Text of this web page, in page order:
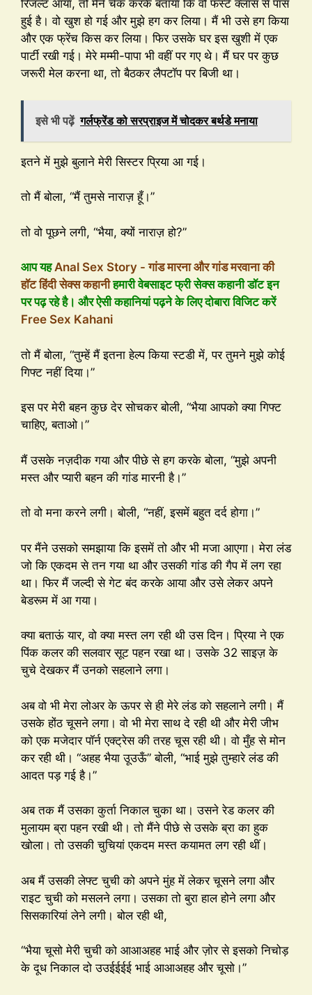
रिजल्ट आया, तो मैंने चेक करके बताया कि वो फर्स्ट क्लास से पास
हुई है। वो खुश हो गई और मुझे हग कर लिया। मैं भी उसे हग किया
और एक फ्रेंच किस कर लिया। फिर उसके घर इस खुशी में एक
पार्टी रखी गई। मेरे मम्मी-पापा भी वहीं पर गए थे। मैं घर पर कुछ
जरूरी मेल करना था, तो बैठकर लैपटॉप पर बिजी था।
इसे भी पढ़ें गर्लफ्रेंड को सरप्राइज में चोदकर बर्थडे मनाया
इतने में मुझे बुलाने मेरी सिस्टर प्रिया आ गई।
तो मैं बोला, “मैं तुमसे नाराज़ हूँ।”
तो वो पूछने लगी, “भैया, क्यों नाराज़ हो?”
आप यहAnal Sex Story - गांड मारना और गांड मरवाना की
हॉट हिंदी सेक्स कहानीहमारी वेबसाइट फ्री सेक्स कहानी डॉट इन
पर पढ़ रहे है। और ऐसी कहानियां पढ़ने के लिए दोबारा विजिट करें
Free Sex Kahani
तो मैं बोला, “तुम्हें मैं इतना हेल्प किया स्टडी में, पर तुमने मुझे कोई
गिफ्ट नहीं दिया।”
इस पर मेरी बहन कुछ देर सोचकर बोली, “भैया आपको क्या गिफ्ट
चाहिए, बताओ।”
मैं उसके नज़दीक गया और पीछे से हग करके बोला, “मुझे अपनी
मस्त और प्यारी बहन की गांड मारनी है।”
तो वो मना करने लगी। बोली, “नहीं, इसमें बहुत दर्द होगा।”
पर मैंने उसको समझाया कि इसमें तो और भी मजा आएगा। मेरा लंड
जो कि एकदम से तन गया था और उसकी गांड की गैप में लग रहा
था। फिर मैं जल्दी से गेट बंद करके आया और उसे लेकर अपने
बेडरूम में आ गया।
क्या बताऊं यार, वो क्या मस्त लग रही थी उस दिन। प्रिया ने एक
पिंक कलर की सलवार सूट पहन रखा था। उसके 32 साइज़ के
चुचे देखकर मैं उनको सहलाने लगा।
अब वो भी मेरा लोअर के ऊपर से ही मेरे लंड को सहलाने लगी। मैं
उसके होंठ चूसने लगा। वो भी मेरा साथ दे रही थी और मेरी जीभ
को एक मजेदार पॉर्न एक्ट्रेस की तरह चूस रही थी। वो मुँह से मोन
कर रही थी। “अहह भैया उूउऊँ” बोली, “भाई मुझे तुम्हारे लंड की
आदत पड़ गई है।”
अब तक मैं उसका कुर्ता निकाल चुका था। उसने रेड कलर की
मुलायम ब्रा पहन रखी थी। तो मैंने पीछे से उसके ब्रा का हुक
खोला। तो उसकी चुचियां एकदम मस्त कयामत लग रही थीं।
अब मैं उसकी लेफ्ट चुची को अपने मुंह में लेकर चूसने लगा और
राइट चुची को मसलने लगा। उसका तो बुरा हाल होने लगा और
सिसकारियां लेने लगी। बोल रही थी,
“भैया चूसो मेरी चुची को आआअहह भाई और ज़ोर से इसको निचोड़
के दूध निकाल दो उउईईईई भाई आआअहह और चूसो।”